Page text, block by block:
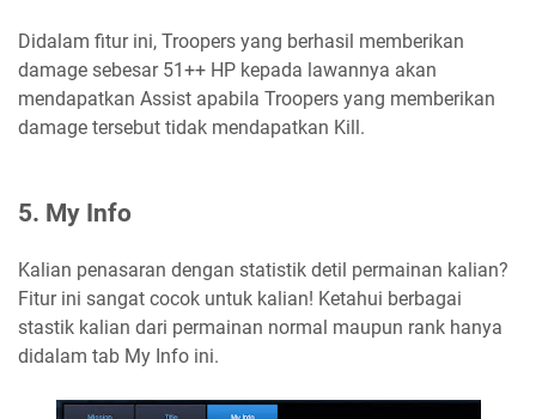
Didalam fitur ini, Troopers yang berhasil memberikan
damage sebesar 51++ HP kepada lawannya akan
mendapatkan Assist apabila Troopers yang memberikan
damage tersebut tidak mendapatkan Kill.
5. My Info
Kalian penasaran dengan statistik detil permainan kalian?
Fitur ini sangat cocok untuk kalian! Ketahui berbagai
stastik kalian dari permainan normal maupun rank hanya
didalam tab My Info ini.